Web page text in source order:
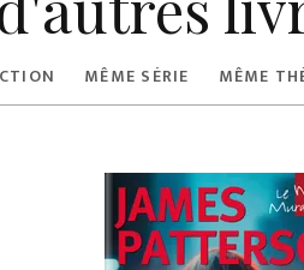
MÊME SÉRIE MÊME